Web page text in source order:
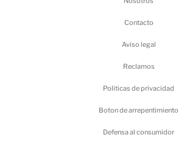
Contacto
Aviso legal
Reclamos
Politicas de privacidad
Boton de arrepentimiento
Defensa al consumidor